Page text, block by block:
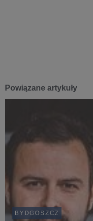
Powiązane artykuły
BYDGOSZCZ